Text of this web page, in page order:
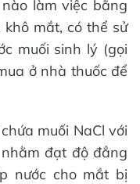
làm việc bằng
mắt, có thể sử
muối sinh lý (gọi
ở nhà thuốc để
muối NaCl với
đạt độ đẳng
nước cho mắt bị